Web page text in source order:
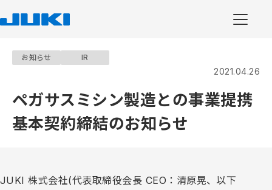
お知らせ IR
2021.04.26
ペガサスミシン製造との事業提携
基本契約締結のお知らせ
JUKI 株式会社(代表取締役会長 CEO：清原晃、以下